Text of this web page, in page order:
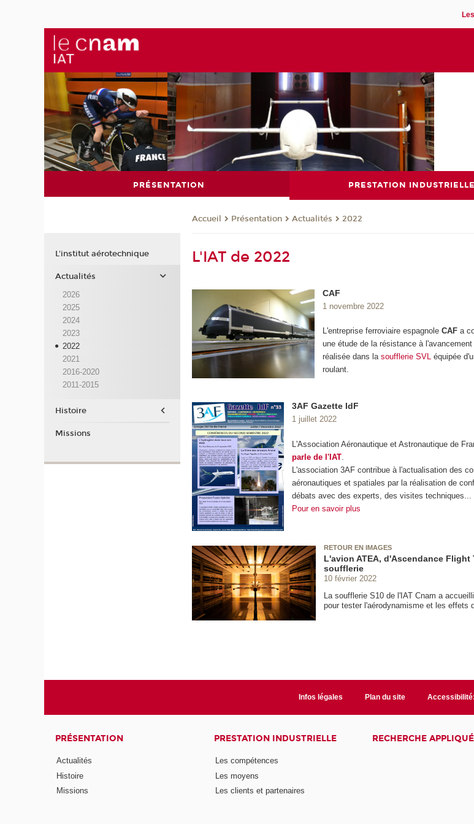
PRÉSENTATION PRESTATION INDUSTRIELLE
Accueil Présentation Actualités 2022
L'IAT de 2022
CAF
1 novembre 2022
L'entreprise ferroviaire espagnoleCAF a
une étude de la résistance à
réalisée dans lasoufflerie SVL équipée
roulant.
3AF Gazette IdF
1 juillet 2022
L'Association Aéronautique et Astronautique de
parle de l'IAT
L'association 3AF contribue à l'actualisation des
aéronautiques et spatiales par la réalisation de
débats avec des experts, des visites techniques...
Pour en savoir plus
RETOUR EN IMAGES
L'avion ATEA, d'Ascendance
soufflerie
10 février 2022
La soufflerie S10 de l'IAT Cnam a
pour tester l'aérodynamisme et les effets
L'institut aérotechnique
Actualités
2026
2025
2024
2023
2022
2021
2016-2020
2011-2015
Histoire
Missions
Infos légales Plan du site
PRÉSENTATION
Actualités
Histoire
Missions
PRESTATION INDUSTRIELLE
Les compétences
Les moyens
Les clients et partenaires
RECHERCHE